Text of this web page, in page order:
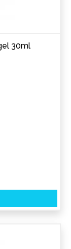
30ml